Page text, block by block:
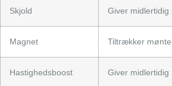
Skjold Giver midlertidig
Magnet Tiltrækker
Hastighedsboost Giver midlertidig